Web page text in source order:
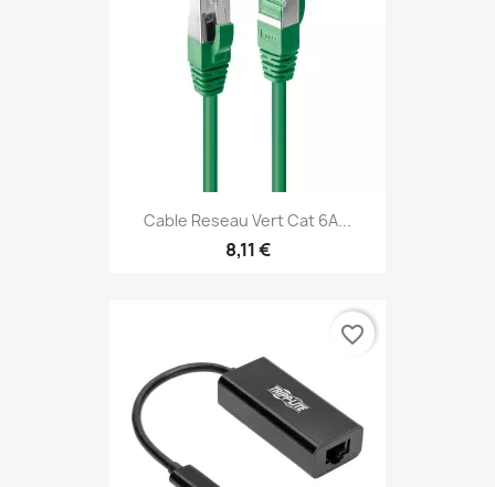
Cable Reseau Vert Cat 6A...
8,11 €
favorite_border